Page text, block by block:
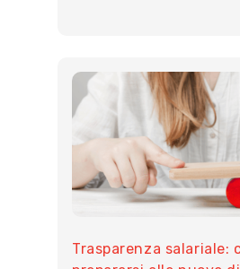
Trasparenza salariale: